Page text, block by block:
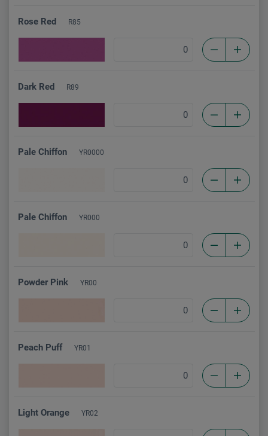
Rose Red R85
Dark Red R89
Pale Chiffon YR0000
Pale Chiffon YR000
Powder Pink YR00
Peach Puff YR01
Light Orange YR02